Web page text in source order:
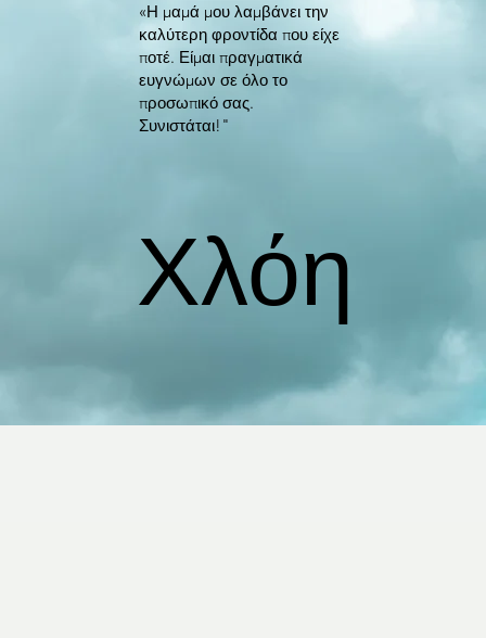
«Η μαμά μου λαμβάνει την
καλύτερη φροντίδα που είχε
ποτέ. Είμαι πραγματικά
ευγνώμων σε όλο το
προσωπικό σας.
Συνιστάται!"
Χλόη